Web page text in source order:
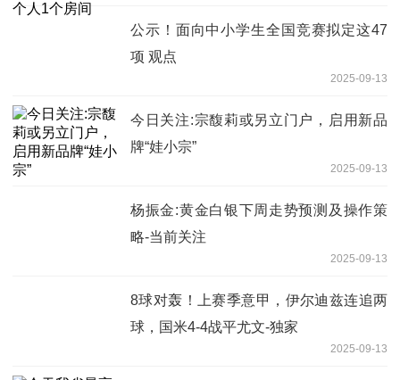
公示！面向中小学生全国竞赛拟定这47
项 观点
2025-09-13
今日关注:宗馥莉或另立门户，启用新品
牌“娃小宗”
2025-09-13
杨振金:黄金白银下周走势预测及操作策
略-当前关注
2025-09-13
8球对轰！上赛季意甲，伊尔迪兹连追两
球，国米4-4战平尤文-独家
2025-09-13